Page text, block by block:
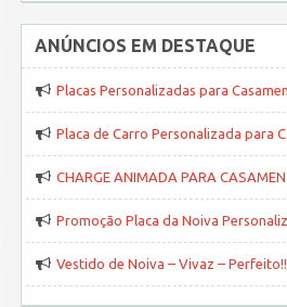
ANÚNCIOS EM DESTAQUE
Placas Personalizadas para
Placa de Carro Personalizada para
CHARGE ANIMADA PARA
Promoção Placa da Noiva
Vestido de Noiva – Vivaz – Perfeito!!